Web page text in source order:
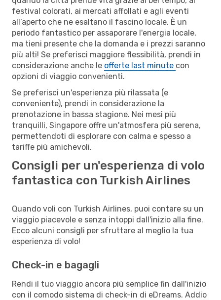
festival colorati, ai mercati affollati e agli eventi
all’aperto che ne esaltano il fascino locale. È un
periodo fantastico per assaporare l'energia locale,
ma tieni presente che la domanda e i prezzi saranno
più alti! Se preferisci maggiore flessibilità, prendi in
considerazione anche le offerte last minute con
opzioni di viaggio convenienti.
Se preferisci un'esperienza più rilassata (e
conveniente), prendi in considerazione la
prenotazione in bassa stagione. Nei mesi più
tranquilli, Singapore offre un'atmosfera più serena,
permettendoti di esplorare con calma e spesso a
tariffe più amichevoli.
Consigli per un'esperienza di volo
fantastica con Turkish Airlines
Quando voli con Turkish Airlines, puoi contare su un
viaggio piacevole e senza intoppi dall'inizio alla fine.
Ecco alcuni consigli per sfruttare al meglio la tua
esperienza di volo!
Check-in e bagagli
Rendi il tuo viaggio ancora più semplice fin dall'inizio
con il comodo sistema di check-in di eDreams. Addio